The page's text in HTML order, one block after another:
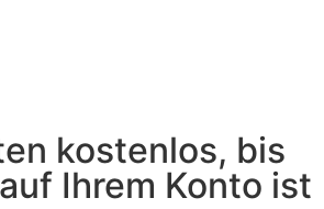
kostenlos, bis
Ihrem Konto ist